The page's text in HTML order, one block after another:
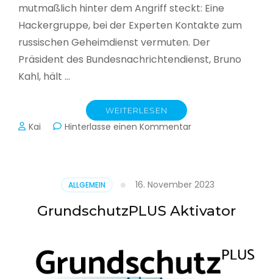
mutmaßlich hinter dem Angriff steckt: Eine
Hackergruppe, bei der Experten Kontakte zum
russischen Geheimdienst vermuten. Der
Präsident des Bundesnachrichtendienst, Bruno
Kahl, hält …
WEITERLESEN
Kai Hinterlasse einen Kommentarzu
Schlacht
im
Netz
ALLGEMEIN 16. November 2023
GrundschutzPLUS Aktivator